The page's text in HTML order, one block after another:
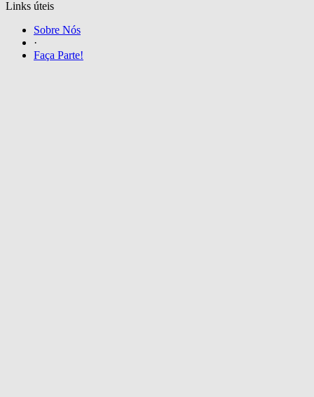
Links úteis
Sobre Nós
·
Faça Parte!